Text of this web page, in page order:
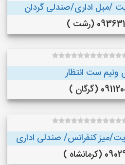
/مبل اداری/صندلی گردان
(رشت )
ونیم ست انتظار
(گرگان )
میز کنفرانس/ صندلی اداری
)